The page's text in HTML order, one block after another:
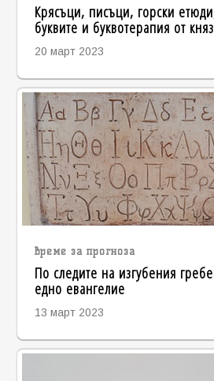
Крясъци, писъци, горски
буквите и буквотерапия от
20 март 2023
време за прогноза
По следите на изгубения
едно евангелие
13 март 2023